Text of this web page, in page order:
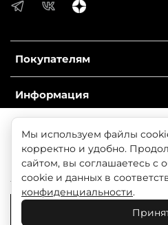
Покупателям
Информация
Справочник
© 2025 Любое использование
разрешения запрещено
Продолжая использовать наш
на обработку файлов cookie,
правильную работу сайта и
Политикой безопасности
Мы используем файлы
корректно и удобно.
сайтом, вы соглашаетесь с
cookie и данных в
конфиденциальности.